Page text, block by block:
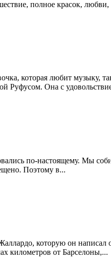
полное красок, любви,
которая любит
Руфусом. Она с
по-настоящему. Мы
Поэтому в...
которую он написал
километров от Барселоны,...